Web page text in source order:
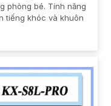
phòng bé. Tính năng
tiếng khóc và khuôn